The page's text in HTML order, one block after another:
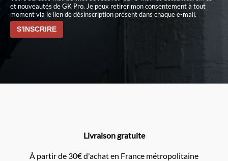
et nouveautés de GK Pro. Je peux retirer mon consentement à tout
moment via le lien de désinscription présent dans chaque e-mail.
Livraison gratuite
À partir de 30€ d'achat en France métropolitaine